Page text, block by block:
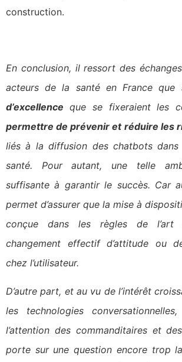
construction.
En conclusion, il ressort des
acteurs de la santé en France que
d’excellence que se fixeraient les
permettre de prévenir et réduire les
liés à la diffusion des chatbots
santé. Pour autant, une telle
suffisante à garantir le succès. Car
permet d’assurer que la mise à
conçue dans les règles de l’art
changement effectif d’attitude ou
chez l’utilisateur.
D’autre part, et au vu de l’intérêt
les technologies
l’attention des commanditaires et
porte sur une question encore trop